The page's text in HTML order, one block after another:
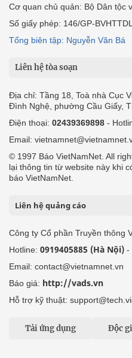
Cơ quan chủ quản: Bộ Dân tộc
Số giấy phép: 146/GP-
Tổng biên tập: Nguyễn Văn Bá
Liên hệ tòa soạn
Địa chỉ: Tầng 18, Toà nhà Cục
Đình Nghệ, phường Cầu Giấy,
Điện thoại: 02439369898 -
Email:
© 1997 Báo VietNamNet. All
lại thông tin từ website này khi
báo VietNamNet.
Liên hệ quảng cáo
Công ty Cổ phần Truyền thông
Hotline: 0919405885 (Hà Nội) -
Email: contact@vietnamnet.vn
Báo giá: http://vads.vn
Hỗ trợ kỹ thuật:
Tải ứng dụng Độc